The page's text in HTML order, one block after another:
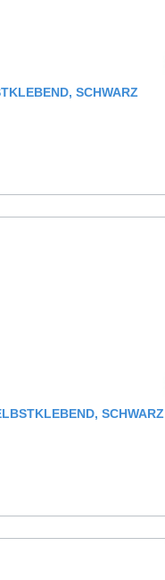
SCHWARZ
SCHWARZ